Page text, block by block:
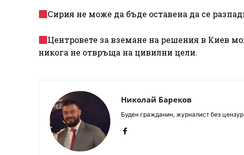
Сирия не може да бъде оставена да се
Центровете за вземане на решения в Киев
никога не отвръща на цивилни цели.
Николай Бареков
Буден гражданин, журналист без